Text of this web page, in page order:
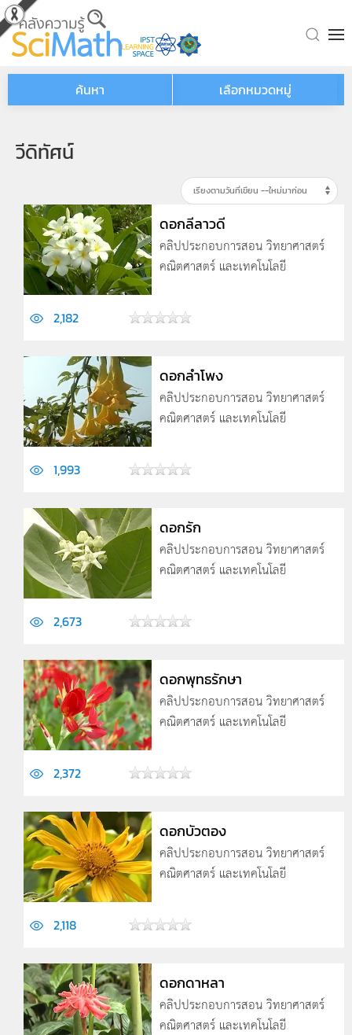
Skip to main content
ค้นหา เลือกหมวดหมู่
วีดิทัศน์
ดอกลีลาวดี
คลิปประกอบการสอน วิทยาศาสตร์
คณิตศาสตร์ และเทคโนโลยี
2,182
ดอกลำโพง
คลิปประกอบการสอน วิทยาศาสตร์
คณิตศาสตร์ และเทคโนโลยี
1,993
ดอกรัก
คลิปประกอบการสอน วิทยาศาสตร์
คณิตศาสตร์ และเทคโนโลยี
2,673
ดอกพุทธรักษา
คลิปประกอบการสอน วิทยาศาสตร์
คณิตศาสตร์ และเทคโนโลยี
2,372
ดอกบัวตอง
คลิปประกอบการสอน วิทยาศาสตร์
คณิตศาสตร์ และเทคโนโลยี
2,118
ดอกดาหลา
คลิปประกอบการสอน วิทยาศาสตร์
คณิตศาสตร์ และเทคโนโลยี